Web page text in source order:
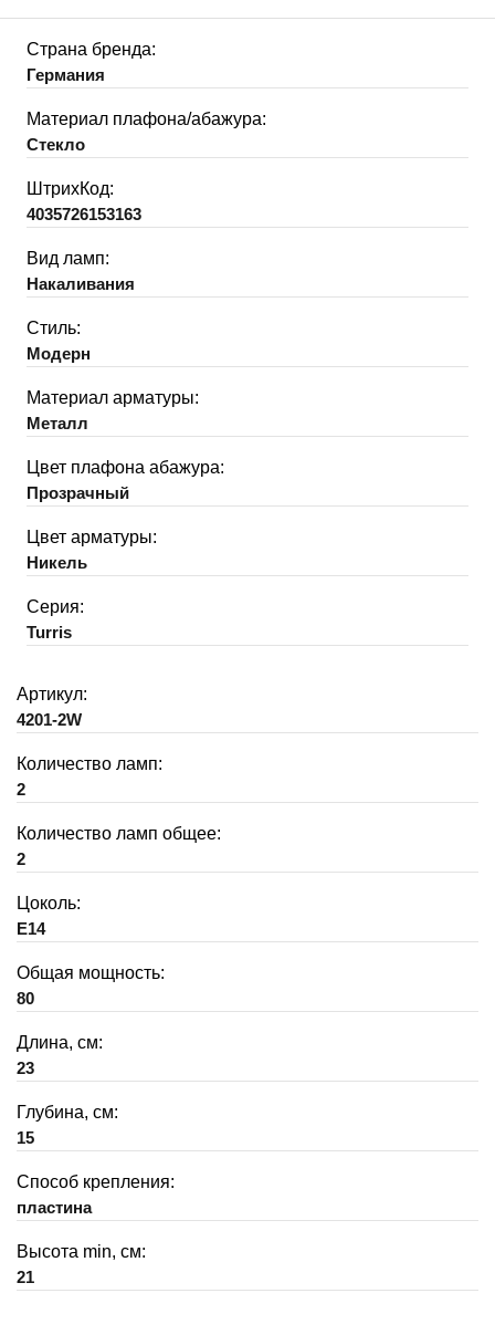
Страна бренда:
Германия
Материал плафона/абажура:
Стекло
ШтрихКод:
4035726153163
Вид ламп:
Накаливания
Стиль:
Модерн
Материал арматуры:
Металл
Цвет плафона абажура:
Прозрачный
Цвет арматуры:
Никель
Серия:
Turris
Артикул:
4201-2W
Количество ламп:
2
Количество ламп общее:
2
Цоколь:
E14
Общая мощность:
80
Длина, см:
23
Глубина, см:
15
Способ крепления:
пластина
Высота min, см:
21